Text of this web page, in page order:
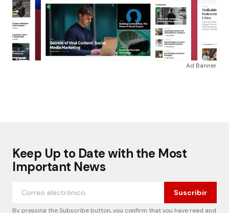
Ad Banner
Keep Up to Date with the Most
Important News
Suscribir
By pressing the Subscribe button, you confirm that you have read and